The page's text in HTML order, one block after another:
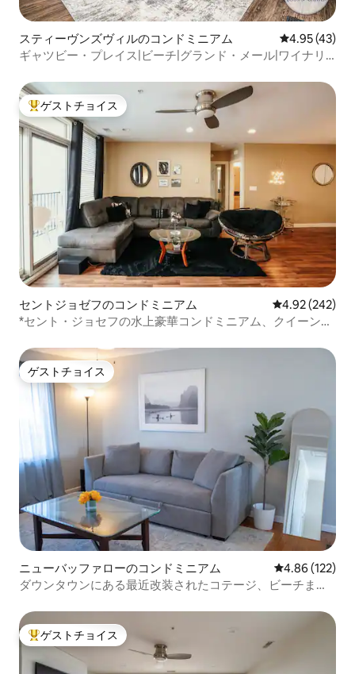
スティーヴンズヴィルのコンドミニアム レビュー43
4.95 (43)
ギャツビー・プレイス|ビーチ|グランド・メール|ワイナリ
大好評のゲストチョイスです。
ゲストチョイス
セントジョゼフのコンドミニアム レビュー242
4.92 (242)
*セント・ジョセフの水上豪華コンドミニアム、クイーンベ
ゲストチョイス
ゲストチョイス
ニューバッファローのコンドミニアム レビュー122
4.86 (122)
ダウンタウンにある最近改装されたコテージ、ビーチまで
大好評のゲストチョイスです。
ゲストチョイス